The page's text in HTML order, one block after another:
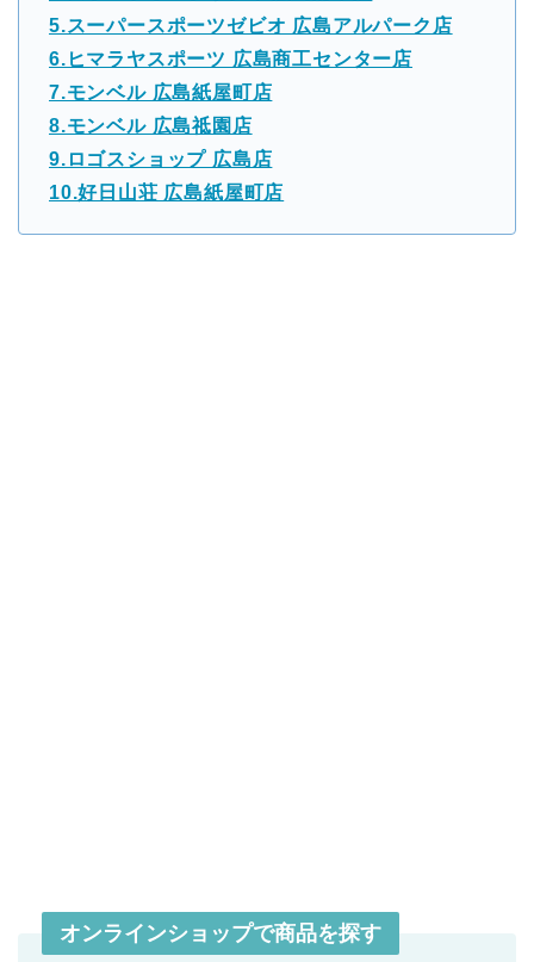
5.スーパースポーツゼビオ 広島アルパーク店
6.ヒマラヤスポーツ 広島商工センター店
7.モンベル 広島紙屋町店
8.モンベル 広島祗園店
9.ロゴスショップ 広島店
10.好日山荘 広島紙屋町店
オンラインショップで商品を探す